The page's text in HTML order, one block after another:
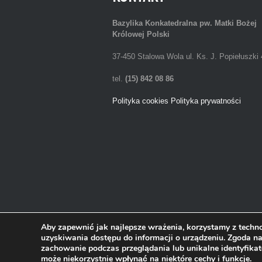
Bazylika Konkatedralna pw. Matki Bożej
Królowej Polski
37-450 Stalowa Wola ul. Ks. J. Popiełuszki
tel. (15) 842 08 86
Polityka cookies Polityka prywatności
2013 © Bazylika Konkatedralna w Stalowej Woli
Aby zapewnić jak najlepsze wrażenia, korzystamy z
uzyskiwania dostępu do informacji o urządzeniu. Zgoda
zachowanie podczas przeglądania lub unikalne
może niekorzystnie wpłynąć na niektóre cechy i funkcje.